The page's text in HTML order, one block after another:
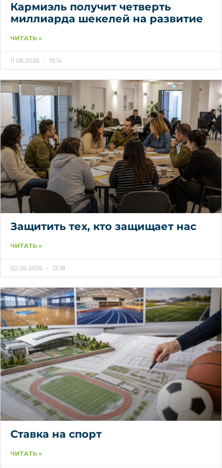
Кармиэль получит четверть
миллиарда шекелей на развитие
ЧИТАТЬ »
11.06.2026 19:14
Защитить тех, кто защищает нас
ЧИТАТЬ »
02.06.2026 12:18
Ставка на спорт
ЧИТАТЬ »